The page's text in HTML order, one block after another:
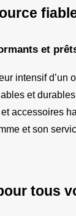
et
intensif
et
accessoires
et son
tous